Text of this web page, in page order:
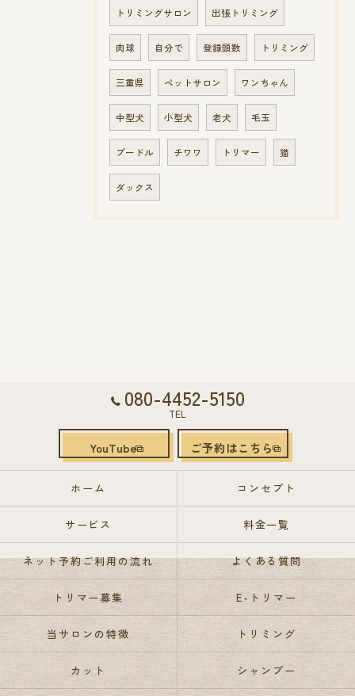
トリミングサロン 出張トリミング
肉球 自分で 登録頭数 トリミング
三重県 ペットサロン ワンちゃん
中型犬 小型犬 老犬 毛玉
プードル チワワ トリマー 猫
ダックス
080-4452-5150
TEL
YouTube ご予約はこちら
ホーム コンセプト
サービス 料金一覧
ネット予約ご利用の流れ よくある質問
トリマー募集 E-トリマー
当サロンの特徴 トリミング
カット シャンプー